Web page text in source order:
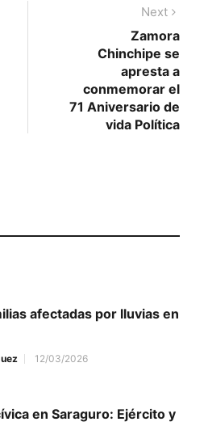
Next
post:
Zamora
Chinchipe se
apresta a
conmemorar el
71 Aniversario de
vida Política
afectadas por lluvias en
12/03/2026
en Saraguro: Ejército y